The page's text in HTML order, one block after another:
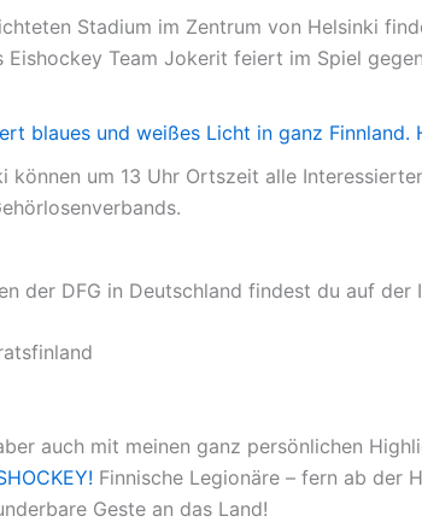
Stadium im Zentrum von Helsinki
Team Jokerit feiert im Spiel
blaues und weißes Licht in ganz Finnland.
können um 13 Uhr Ortszeit alle
der DFG in Deutschland findest du auf der
auch mit meinen ganz persönlichen
Finnische Legionäre – fern ab der
Geste an das Land!